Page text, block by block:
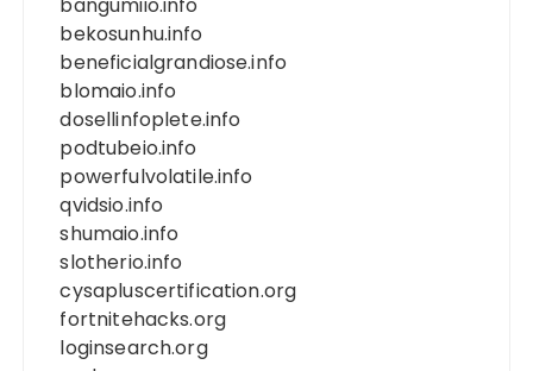
bangumiio.info
bekosunhu.info
beneficialgrandiose.info
blomaio.info
dosellinfoplete.info
podtubeio.info
powerfulvolatile.info
qvidsio.info
shumaio.info
slotherio.info
cysapluscertification.org
fortnitehacks.org
loginsearch.org